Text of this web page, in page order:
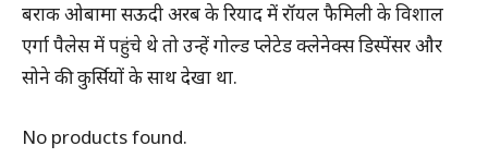
बराक ओबामा सऊदी अरब के रियाद में रॉयल फैमिली के विशाल
एर्गा पैलेस में पहुंचे थे तो उन्हें गोल्ड प्लेटेड क्लेनेक्स डिस्पेंसर और
सोने की कुर्सियों के साथ देखा था.
No products found.